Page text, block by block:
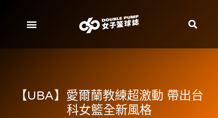
【UBA】愛爾蘭教練超激動 帶出台
科女籃全新風格